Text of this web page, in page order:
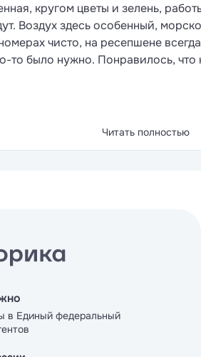
кругом цветы и зелень,
Воздух здесь особенный,
чисто, на ресепшене всегда
то было нужно. Понравилось, что
знают своё дело. В столовой
Читать полностью
в Единый федеральный